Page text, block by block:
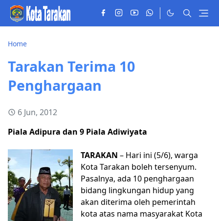
Home
Tarakan Terima 10
Penghargaan
6 Jun, 2012
Piala Adipura dan 9 Piala Adiwiyata
TARAKAN – Hari ini (5/6), warga
Kota Tarakan boleh tersenyum.
Pasalnya, ada 10 penghargaan
bidang lingkungan hidup yang
akan diterima oleh pemerintah
kota atas nama masyarakat Kota